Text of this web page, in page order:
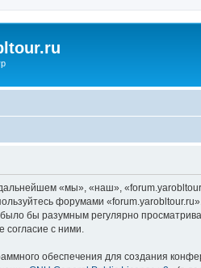
«мы», «наш»,
форумами
бы разумным регулярно
с ними.
обеспечения для создания